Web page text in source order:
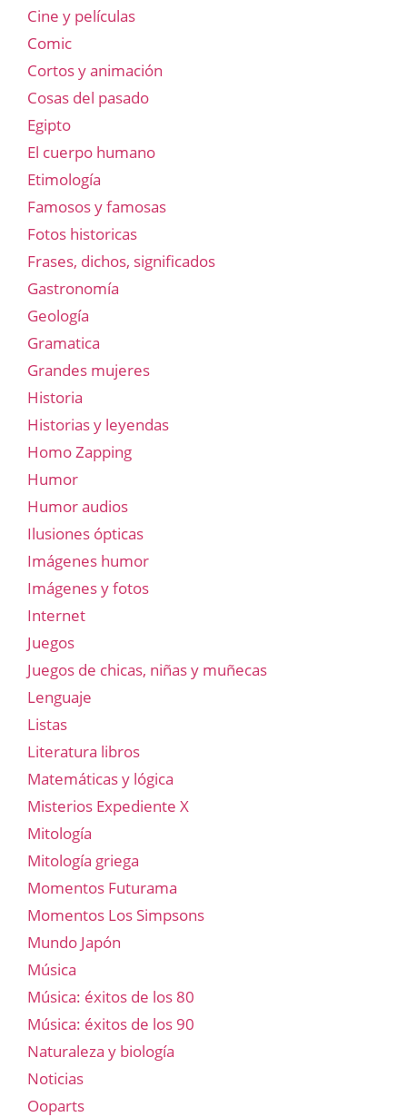
Cine y películas
Comic
Cortos y animación
Cosas del pasado
Egipto
El cuerpo humano
Etimología
Famosos y famosas
Fotos historicas
Frases, dichos, significados
Gastronomía
Geología
Gramatica
Grandes mujeres
Historia
Historias y leyendas
Homo Zapping
Humor
Humor audios
Ilusiones ópticas
Imágenes humor
Imágenes y fotos
Internet
Juegos
Juegos de chicas, niñas y muñecas
Lenguaje
Listas
Literatura libros
Matemáticas y lógica
Misterios Expediente X
Mitología
Mitología griega
Momentos Futurama
Momentos Los Simpsons
Mundo Japón
Música
Música: éxitos de los 80
Música: éxitos de los 90
Naturaleza y biología
Noticias
Ooparts